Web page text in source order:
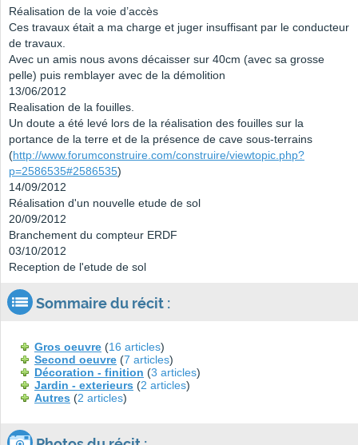
Réalisation de la voie d’accès
Ces travaux était a ma charge et juger insuffisant par le conducteur
de travaux.
Avec un amis nous avons décaisser sur 40cm (avec sa grosse
pelle) puis remblayer avec de la démolition
13/06/2012
Realisation de la fouilles.
Un doute a été levé lors de la réalisation des fouilles sur la
portance de la terre et de la présence de cave sous-terrains
(http://www.forumconstruire.com/construire/viewtopic.php?
p=2586535#2586535)
14/09/2012
Réalisation d'un nouvelle etude de sol
20/09/2012
Branchement du compteur ERDF
03/10/2012
Reception de l'etude de sol
Sommaire du récit :
Gros oeuvre (16 articles)
Second oeuvre (7 articles)
Décoration - finition (3 articles)
Jardin - exterieurs (2 articles)
Autres (2 articles)